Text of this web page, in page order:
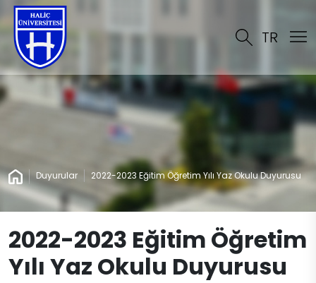
TR
Duyurular 2022-2023 Eğitim Öğretim Yılı Yaz Okulu Duyurusu
2022-2023 Eğitim Öğretim
Yılı Yaz Okulu Duyurusu